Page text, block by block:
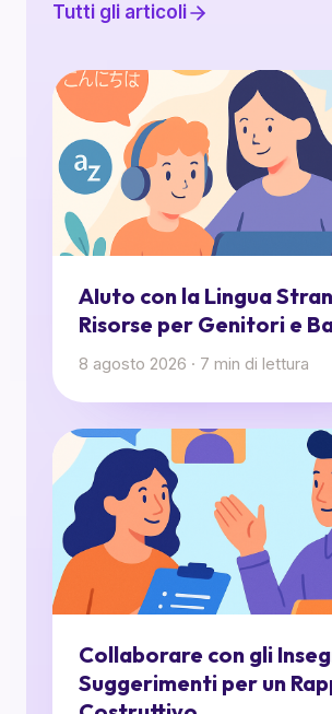
Tutti gli articoli
AIuto con la Lingua
Risorse per Genitori e
8 agosto 2026 · 7 min di lettura
Collaborare con gli
Suggerimenti per un